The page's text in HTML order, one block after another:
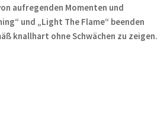
aufregenden Momenten und
und „Light The Flame“ beenden
knallhart ohne Schwächen zu zeigen.